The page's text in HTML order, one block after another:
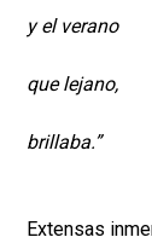
y el verano
que lejano,
brillaba.”
Extensas